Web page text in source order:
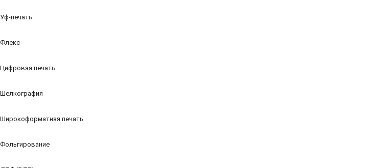
Уф-печать
Флекс
Цифровая печать
Шелкография
Широкоформатная печать
Фольгирование